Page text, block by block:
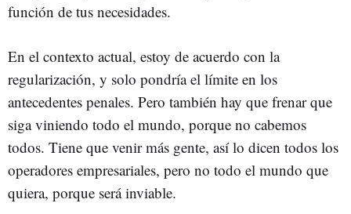
función de tus necesidades.
En el contexto actual, estoy de acuerdo con la
regularización, y solo pondría el límite en los
antecedentes penales. Pero también hay que frenar que
siga viniendo todo el mundo, porque no cabemos
todos. Tiene que venir más gente, así lo dicen todos los
operadores empresariales, pero no todo el mundo que
quiera, porque será inviable.